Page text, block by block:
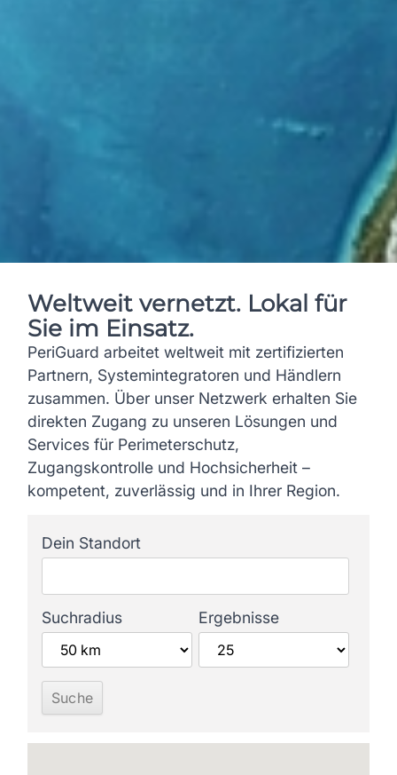
Weltweit vernetzt. Lokal für
Sie im Einsatz.
PeriGuard arbeitet weltweit mit zertifizierten
Partnern, Systemintegratoren und Händlern
zusammen. Über unser Netzwerk erhalten Sie
direkten Zugang zu unseren Lösungen und
Services für Perimeterschutz,
Zugangskontrolle und Hochsicherheit –
kompetent, zuverlässig und in Ihrer Region.
Dein Standort
Suchradius Ergebnisse